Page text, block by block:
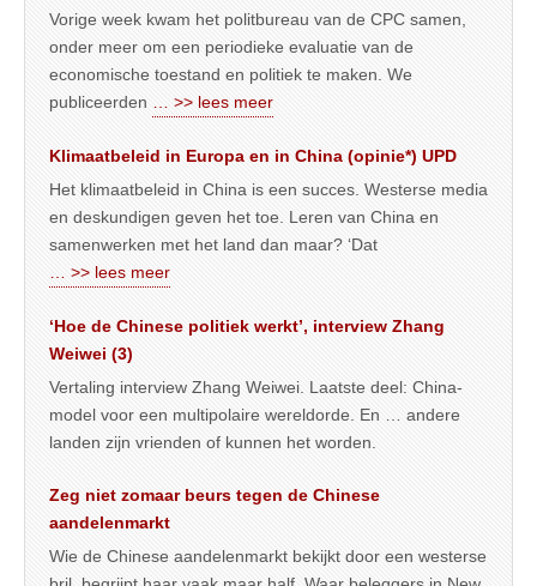
Vorige week kwam het politbureau van de CPC samen,
onder meer om een periodieke evaluatie van de
economische toestand en politiek te maken. We
publiceerden
… >> lees meer
Klimaatbeleid in Europa en in China (opinie*) UPD
Het klimaatbeleid in China is een succes. Westerse media
en deskundigen geven het toe. Leren van China en
samenwerken met het land dan maar? ‘Dat
… >> lees meer
‘Hoe de Chinese politiek werkt’, interview Zhang
Weiwei (3)
Vertaling interview Zhang Weiwei. Laatste deel: China-
model voor een multipolaire wereldorde. En … andere
landen zijn vrienden of kunnen het worden.
Zeg niet zomaar beurs tegen de Chinese
aandelenmarkt
Wie de Chinese aandelenmarkt bekijkt door een westerse